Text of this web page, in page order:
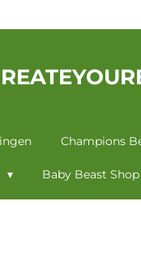
Champions
Baby Beast Shop